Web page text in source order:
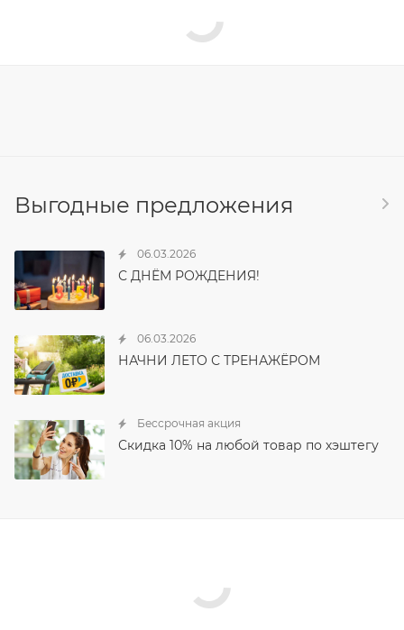
Выгодные предложения
06.03.2026
С ДНЁМ РОЖДЕНИЯ!
06.03.2026
НАЧНИ ЛЕТО С ТРЕНАЖЁРОМ
Бессрочная акция
Скидка 10% на любой товар по хэштегу